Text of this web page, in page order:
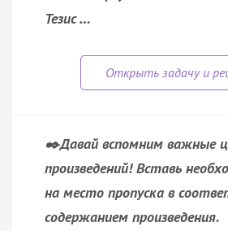
Тезис …
✒️Давай вспомним важные
произведений!Вставь
на место пропуска в
содержанием произведения.